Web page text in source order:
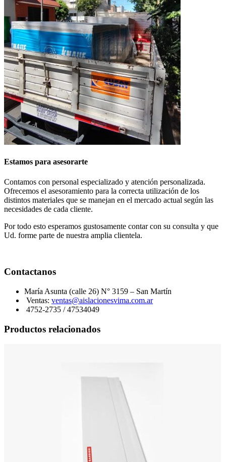
Estamos para asesorarte
Contamos con personal especializado y atención personalizada.
Ofrecemos el asesoramiento para la correcta utilización de los
distintos materiales que se manejan en el mercado actual según las
necesidades de cada cliente.
Por todo esto esperamos gustosamente contar con su consulta y que
Ud. forme parte de nuestra amplia clientela.
Contactanos
María Asunta (calle 26) N° 3159 – San Martín
Ventas: ventas@aislacionesvima.com.ar
4752-2735 / 47534049
Productos relacionados